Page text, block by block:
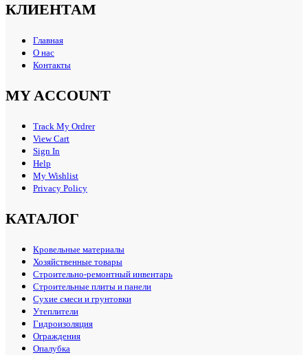
КЛИЕНТАМ
Главная
О нас
Контакты
MY ACCOUNT
Track My Ordrer
View Cart
Sign In
Help
My Wishlist
Privacy Policy
КАТАЛОГ
Кровельные материалы
Хозяйственные товары
Строительно-ремонтный инвентарь
Строительные плиты и панели
Сухие смеси и грунтовки
Утеплители
Гидроизоляция
Ограждения
Опалубка